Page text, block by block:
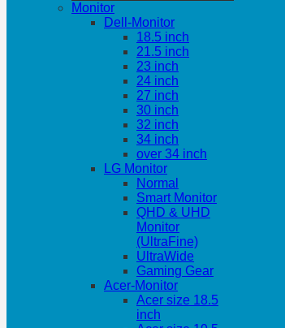
Monitor
Dell-Monitor
18.5 inch
21.5 inch
23 inch
24 inch
27 inch
30 inch
32 inch
34 inch
over 34 inch
LG Monitor
Normal
Smart Monitor
QHD & UHD
Monitor
(UltraFine)
UltraWide
Gaming Gear
Acer-Monitor
Acer size 18.5
inch